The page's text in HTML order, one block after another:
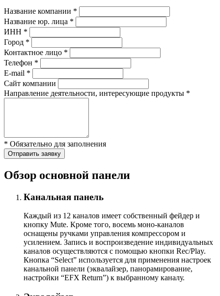
Название компании *
Название юр. лица *
ИНН *
Город *
Контактное лицо *
Телефон *
E-mail *
Сайт компании
Направление деятельности, интересующие продукты *
* Обязательно для заполнения
Отправить заявку
Обзор основной панели
Канальная панель
Каждый из 12 каналов имеет собственный фейдер и
кнопку Mute. Кроме того, восемь моно-каналов
оснащены ручками управления компрессором и
усилением. Запись и воспроизведение индивидуальных
каналов осуществляются с помощью кнопки Rec/Play.
Кнопка “Select” используется для применения настроек
канальной панели (эквалайзер, панорамирование,
настройки “EFX Return”) к выбранному каналу.